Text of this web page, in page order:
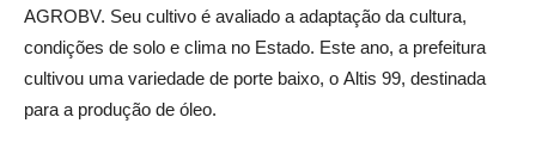
AGROBV. Seu cultivo é avaliado a adaptação da cultura,
condições de solo e clima no Estado. Este ano, a prefeitura
cultivou uma variedade de porte baixo, o Altis 99, destinada
para a produção de óleo.